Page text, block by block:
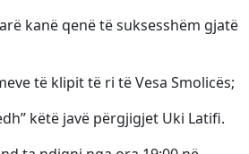
kanë qenë të suksesshëm gjatë
të klipit të ri të Vesa Smolicës;
këtë javë përgjigjet Uki Latifi.